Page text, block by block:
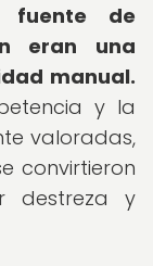
fuente de
eran una
manual.
y la
valoradas,
convirtieron
destreza y